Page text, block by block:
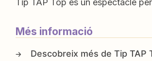
Tip TAP Top és un espectacle
Més informació
Tip TAP